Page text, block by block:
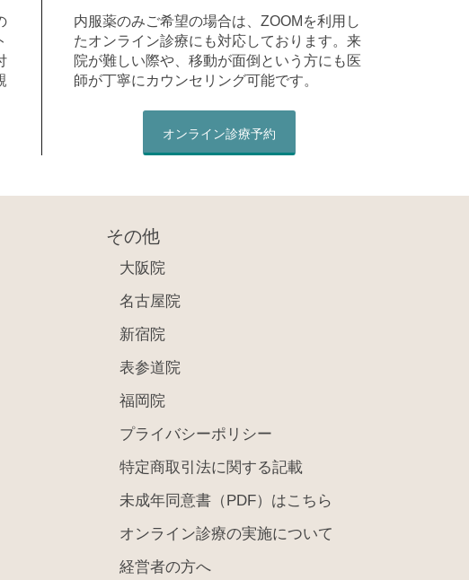
内服薬のみご希望の場合は、ZOOMを利用し
たオンライン診療にも対応しております。来
院が難しい際や、移動が面倒という方にも医
師が丁寧にカウンセリング可能です。
オンライン診療予約
その他
大阪院
名古屋院
新宿院
表参道院
福岡院
プライバシーポリシー
特定商取引法に関する記載
未成年同意書（PDF）はこちら
オンライン診療の実施について
経営者の方へ